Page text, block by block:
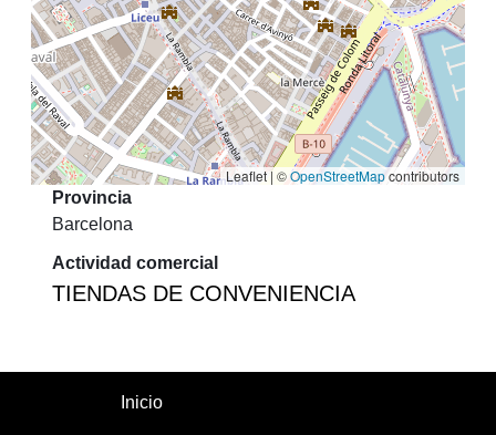
Leaflet | ©OpenStreetMapcontributors
Provincia
Barcelona
Actividad comercial
TIENDAS DE CONVENIENCIA
Inicio